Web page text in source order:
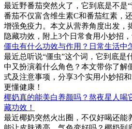
最近野番茄突然火了，它到底是不是
番茄不仅富含维生素C和番茄红素，
增强免疫力。本文从营养角度出发，
隐藏功效，附上3个日常食用小妙招
僵虫有什么功效与作用？日常生活中
最近总听说“僵虫”这个词，它到底是
中又扮演着什么角色？本文带你了解
式及注意事项，分享3个实用小妙招
更懂健康！
椰奶真的能美白养颜吗？熬夜星人喝
藏功效！
最近椰奶突然火出圈，不仅好喝还能